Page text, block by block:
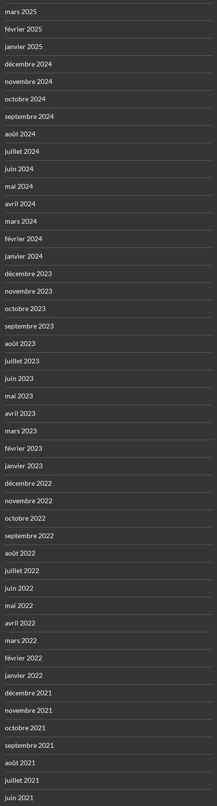
mars 2025
février 2025
janvier 2025
décembre 2024
novembre 2024
octobre 2024
septembre 2024
août 2024
juillet 2024
juin 2024
mai 2024
avril 2024
mars 2024
février 2024
janvier 2024
décembre 2023
novembre 2023
octobre 2023
septembre 2023
août 2023
juillet 2023
juin 2023
mai 2023
avril 2023
mars 2023
février 2023
janvier 2023
décembre 2022
novembre 2022
octobre 2022
septembre 2022
août 2022
juillet 2022
juin 2022
mai 2022
avril 2022
mars 2022
février 2022
janvier 2022
décembre 2021
novembre 2021
octobre 2021
septembre 2021
août 2021
juillet 2021
juin 2021